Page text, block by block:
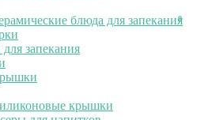
0
блюда для запекания
запекания
крышки